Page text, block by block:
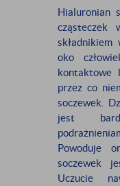
Hialuronian
cząsteczek
składnikiem
oko
kontaktowe
przez co
soczewek.
jest
Powoduje
soczewek
Uczucie